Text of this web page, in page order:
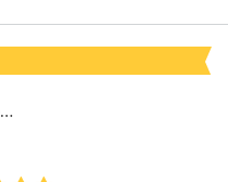
Claudio Frederico Aragon Nuernberg